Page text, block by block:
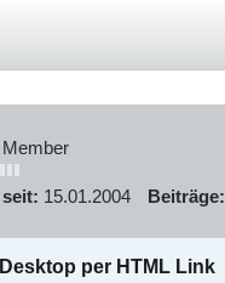
15.01.2004 Beiträge:
per HTML Link